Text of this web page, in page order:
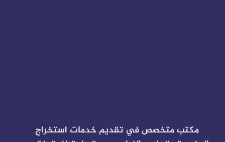
مكتب متخصص في تقديم خدمات استخراج